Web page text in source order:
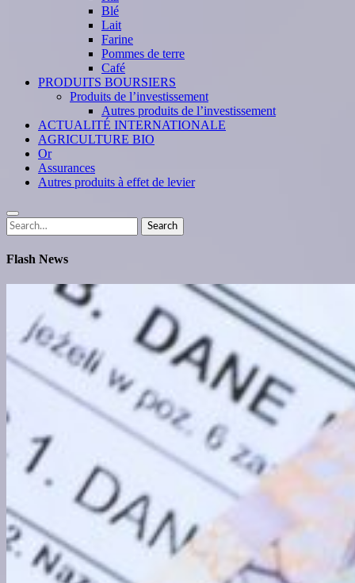
Blé
Lait
Farine
Pommes de terre
Café
PRODUITS BOURSIERS
Produits de l’investissement
Autres produits de l’investissement
ACTUALITÉ INTERNATIONALE
AGRICULTURE BIO
Or
Assurances
Autres produits à effet de levier
Search
for:
Search
Flash News